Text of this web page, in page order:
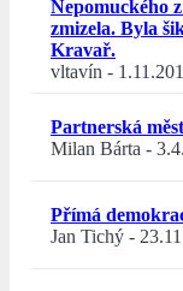
Nepomuckého
zmizela. Byla
Kravař.
vltavín -
Partnerská
Milan Bárta -
Přímá
Jan Tichý -